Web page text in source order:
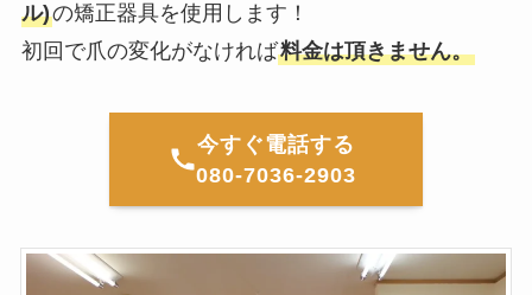
ル)の矯正器具を使用します！
初回で爪の変化がなければ料金は頂きません。
今すぐ電話する
080-7036-2903